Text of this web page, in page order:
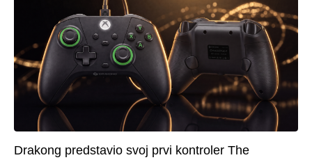
Drakong predstavio svoj prvi kontroler The